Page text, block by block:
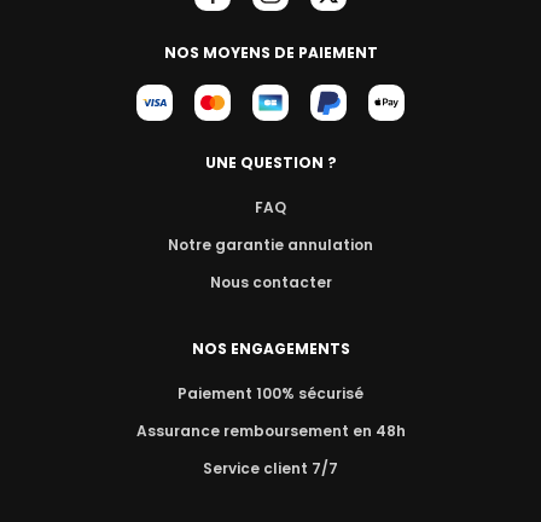
NOS MOYENS DE PAIEMENT
UNE QUESTION ?
FAQ
Notre garantie annulation
Nous contacter
NOS ENGAGEMENTS
Paiement 100% sécurisé
Assurance remboursement en 48h
Service client 7/7